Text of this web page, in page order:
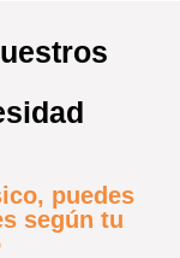
puedes
según tu